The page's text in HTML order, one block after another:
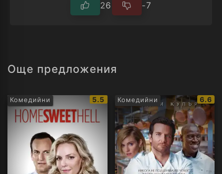
26 -7
Още предложения
Комедийни
IMDb
рейтинг:
5.5 Комедийни
IMDb
6.6